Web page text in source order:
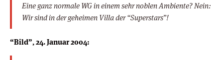
Eine ganz normale WG in einem sehr noblen Ambiente? Nein:
Wir sind in der geheimen Villa der “Superstars”!
“Bild”, 24. Januar 2004: